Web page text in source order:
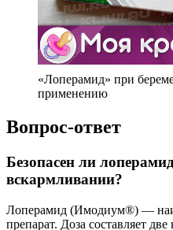
«Лоперамид» при
применению
Вопрос-ответ
Безопасен ли
вскармливании?
Лоперамид (Имодиум®) —
препарат. Доза составляет